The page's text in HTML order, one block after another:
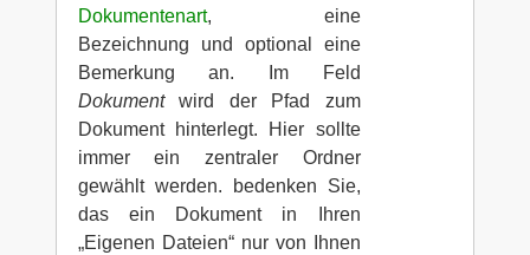
Dokumentenart, eine
Bezeichnung und optional eine
Bemerkung an. Im Feld
Dokumentwird der Pfad zum
Dokument hinterlegt. Hier sollte
immer ein zentraler Ordner
gewählt werden. bedenken Sie,
das ein Dokument in Ihren
„Eigenen Dateien“ nur von Ihnen